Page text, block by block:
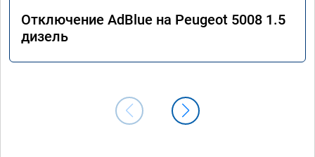
Отключение AdBlue на Peugeot 5008 1.5
дизель